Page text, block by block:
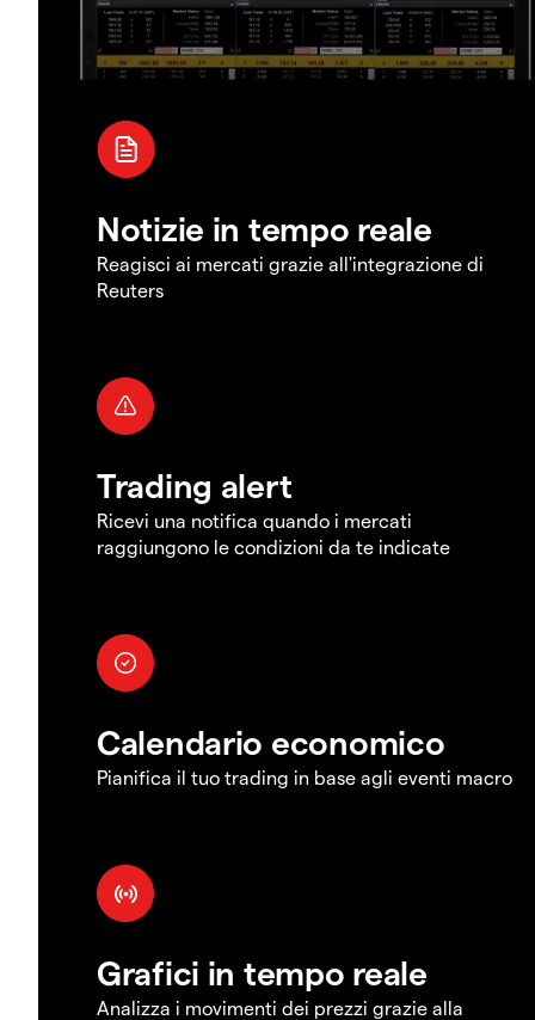
Notizie in tempo reale
Reagisci ai mercati grazie all'integrazione di
Reuters
Trading alert
Ricevi una notifica quando i mercati
raggiungono le condizioni da te indicate
Calendario economico
Pianifica il tuo trading in base agli eventi macro
Grafici in tempo reale
Analizza i movimenti dei prezzi grazie alla